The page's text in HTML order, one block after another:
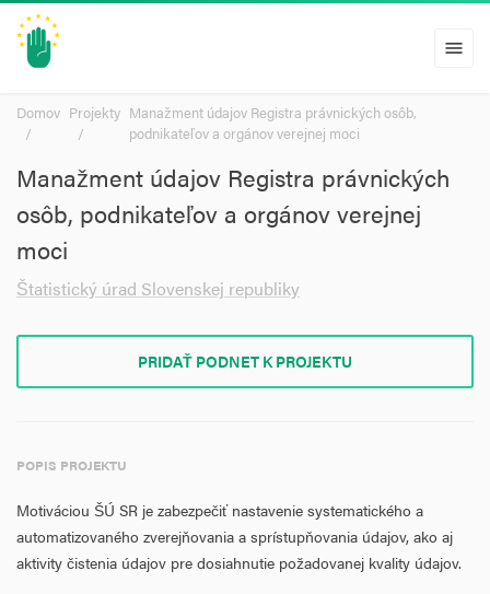
menu
Domov Projekty Manažment údajov Registra právnických osôb,
podnikateľov a orgánov verejnej moci
Manažment údajov Registra právnických
osôb, podnikateľov a orgánov verejnej
moci
Štatistický úrad Slovenskej republiky
PRIDAŤ PODNET K PROJEKTU
POPIS PROJEKTU
Motiváciou ŠÚ SR je zabezpečiť nastavenie systematického a
automatizovaného zverejňovania a sprístupňovania údajov, ako aj
aktivity čistenia údajov pre dosiahnutie požadovanej kvality údajov.